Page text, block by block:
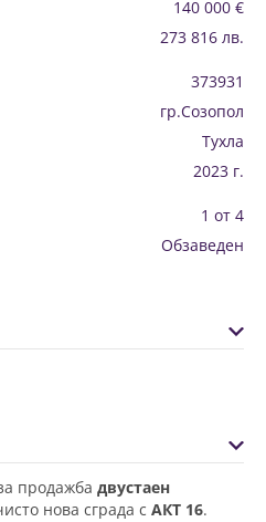
140 000 €
273 816 лв.
373931
гр.Созопол
Тухла
2023 г.
1 от 4
Обзаведен
продажба двустаен
нова сграда с АКТ 16.